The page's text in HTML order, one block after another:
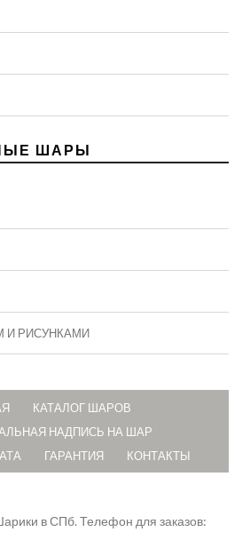
ШАРЫ
И РИСУНКАМИ
КАТАЛОГ ШАРОВ
НАДПИСЬ НА ШАР
ГАРАНТИЯ КОНТАКТЫ
в СПб. Телефон для заказов: